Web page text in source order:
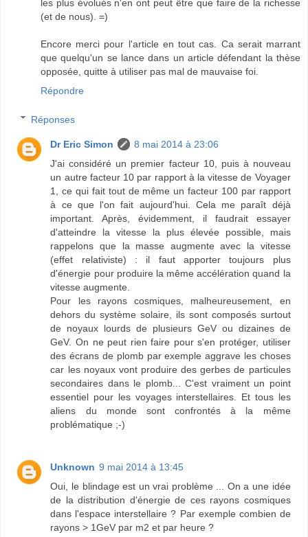
les plus évolués n'en ont peut être que faire de la richesse
(et de nous). =)
Encore merci pour l'article en tout cas. Ca serait marrant
que quelqu'un se lance dans un article défendant la thèse
opposée, quitte à utiliser pas mal de mauvaise foi.
Répondre
Réponses
Dr Eric Simon
8 mai 2014 à 23:06
J'ai considéré un premier facteur 10, puis à nouveau
un autre facteur 10 par rapport à la vitesse de Voyager
1, ce qui fait tout de même un facteur 100 par rapport
à ce que l'on fait aujourd'hui. Cela me paraît déjà
important. Après, évidemment, il faudrait essayer
d'atteindre la vitesse la plus élevée possible, mais
rappelons que la masse augmente avec la vitesse
(effet relativiste) : il faut apporter toujours plus
d'énergie pour produire la même accélération quand la
vitesse augmente.
Pour les rayons cosmiques, malheureusement, en
dehors du système solaire, ils sont composés surtout
de noyaux lourds de plusieurs GeV ou dizaines de
GeV. On ne peut rien faire pour s'en protéger, utiliser
des écrans de plomb par exemple aggrave les choses
car les noyaux vont produire des gerbes de particules
secondaires dans le plomb... C'est vraiment un point
essentiel pour les voyages interstellaires. Et tous les
aliens du monde sont confrontés à la même
problématique ;-)
Unknown 9 mai 2014 à 13:45
Oui, le blindage est un vrai problème ... On a une idée
de la distribution d'énergie de ces rayons cosmiques
dans l'espace interstellaire ? Par exemple combien de
rayons > 1GeV par m2 et par heure ?